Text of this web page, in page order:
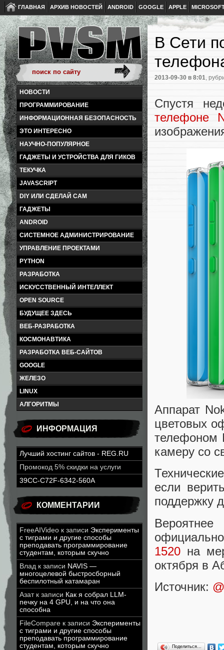
ГЛАВНАЯ АРХИВ НОВОСТЕЙ ANDROID GOOGLE APPLE
НОВОСТИ
ПРОГРАММИРОВАНИЕ
ИНФОРМАЦИОННАЯ БЕЗОПАСНОСТЬ
ЭТО ИНТЕРЕСНО
НАУЧНО-ПОПУЛЯРНОЕ
ГАДЖЕТЫ И УСТРОЙСТВА ДЛЯ ГИКОВ
ТЕКУЧКА
JAVASCRIPT
DIY ИЛИ СДЕЛАЙ САМ
ГАДЖЕТЫ
ANDROID
СИСТЕМНОЕ АДМИНИСТРИРОВАНИЕ
УПРАВЛЕНИЕ ПРОЕКТАМИ
PYTHON
РАЗРАБОТКА
ИСКУССТВЕННЫЙ ИНТЕЛЛЕКТ
OPEN SOURCE
БУДУЩЕЕ ЗДЕСЬ
ВЕБ-РАЗРАБОТКА
КОСМОНАВТИКА
РАЗРАБОТКА ВЕБ-САЙТОВ
GOOGLE
ЖЕЛЕЗО
LINUX
АЛГОРИТМЫ
ИНФОРМАЦИЯ
Лучший хостинг сайтов - REG.RU
Промокод 5% скидки на услуги
39CC-C72F-6342-560A
КОММЕНТАРИИ
FreeAIVideo к записи Эксперименты
с тиграми и другие способы
преподавать программирование
студентам, которым скучно
Влад к записи NAVIS —
многоцелевой быстросборный
беспилотный катамаран
Азатк записи Как я собрал LLM-
печку на 4 GPU, и на что она
способна
FileCompare к записи Эксперименты
с тиграми и другие способы
преподавать программирование
студентам, которым скучно
В Сети
2013-09-30 в 8:01,
Спустя
телефоне
Аппарат
цветовых
телефоном
камеру со
если
поддержку
1520 на
октября в
Источник:
Поделиться…